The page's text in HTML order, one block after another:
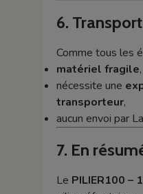
6. Transport
Comme tous les
matériel fragile,
nécessite une
transporteur,
aucun envoi par
7. En
Le PILIER100 –